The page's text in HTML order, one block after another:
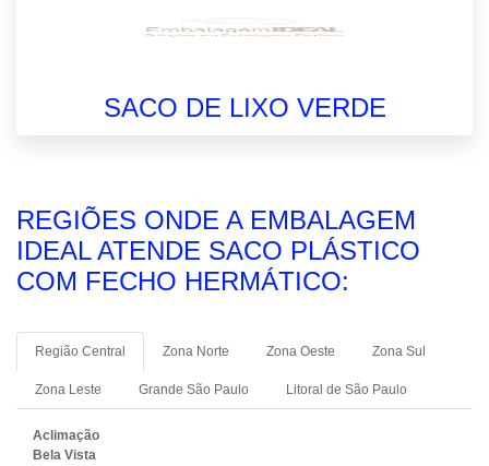
SACO DE LIXO VERDE
REGIÕES ONDE A EMBALAGEM
IDEAL ATENDE SACO PLÁSTICO
COM FECHO HERMÁTICO:
Região Central Zona Norte Zona Oeste Zona Sul
Zona Leste Grande São Paulo Litoral de São Paulo
Aclimação
Bela Vista